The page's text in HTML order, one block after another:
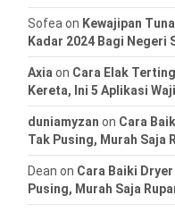
Sofea on Kewajipan
Kadar 2024 Bagi Negeri
Axia on Cara Elak
Kereta, Ini 5 Aplikasi
duniamyzan on Cara
Tak Pusing, Murah Saja
Dean on Cara Baiki
Pusing, Murah Saja